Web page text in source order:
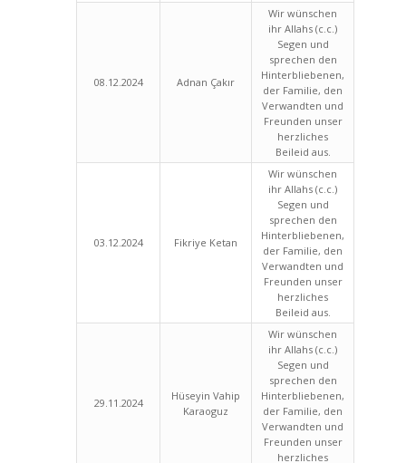
08.12.2024 Adnan Çakır
Wir wünschen
ihr Allahs (c.c.)
Segen und
sprechen den
Hinterbliebenen,
der Familie, den
Verwandten und
Freunden unser
herzliches
Beileid aus.
03.12.2024 Fikriye Ketan
Wir wünschen
ihr Allahs (c.c.)
Segen und
sprechen den
Hinterbliebenen,
der Familie, den
Verwandten und
Freunden unser
herzliches
Beileid aus.
29.11.2024
Hüseyin Vahip
Karaoguz
Wir wünschen
ihr Allahs (c.c.)
Segen und
sprechen den
Hinterbliebenen,
der Familie, den
Verwandten und
Freunden unser
herzliches